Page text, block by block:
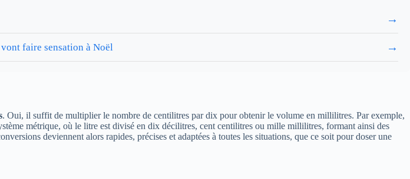
→
faire sensation à Noël →
. Oui, il suffit de multiplier le nombre de centilitres par dix pour obtenir le volume en millilitres. Par exemple,
métrique, où le litre est divisé en dix décilitres, cent centilitres ou mille millilitres, formant ainsi des
deviennent alors rapides, précises et adaptées à toutes les situations, que ce soit pour doser une